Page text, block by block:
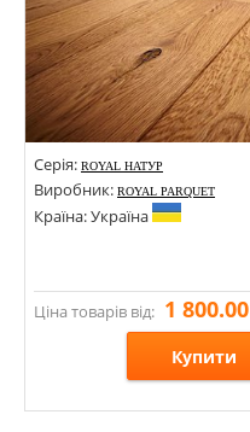
Серія: ROYAL НАТУР
Виробник: ROYAL PARQUET
Країна: Україна
Ціна товарів від: 1 800.00
Купити
Розміри: 500-1600х100х22;